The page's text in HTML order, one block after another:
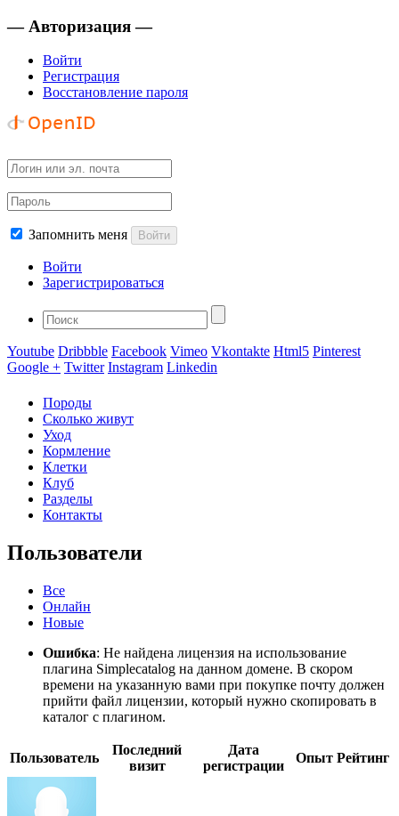
— Авторизация —
Войти
Регистрация
Восстановление пароля
Запомнить меня Войти
Войти
Зарегистрироваться
Youtube Dribbble Facebook Vimeo Vkontakte Html5 Pinterest
Google + Twitter Instagram Linkedin
Породы
Сколько живут
Уход
Кормление
Клетки
Клуб
Разделы
Контакты
Пользователи
Все
Онлайн
Новые
Ошибка: Не найдена лицензия на использование
плагина Simplecatalog на данном домене. В скором
времени на указанную вами при покупке почту должен
прийти файл лицензии, который нужно скопировать в
каталог с плагином.
Пользователь
Последний
визит
Дата
регистрации
Опыт Рейтинг